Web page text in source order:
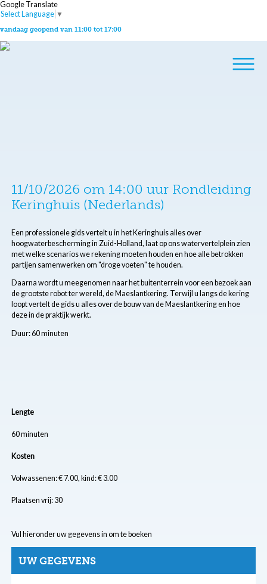
Google Translate
Select Language ▼
vandaag geopend van 11:00 tot 17:00
11/10/2026 om 14:00 uur Rondleiding
Keringhuis (Nederlands)
Een professionele gids vertelt u in het Keringhuis alles over
hoogwaterbescherming in Zuid-Holland, laat op ons watervertelplein zien
met welke scenarios we rekening moeten houden en hoe alle betrokken
partijen samenwerken om "droge voeten" te houden.
Daarna wordt u meegenomen naar het buitenterrein voor een bezoek aan
de grootste robot ter wereld, de Maeslantkering. Terwijl u langs de kering
loopt vertelt de gids u alles over de bouw van de Maeslantkering en hoe
deze in de praktijk werkt.
Duur: 60 minuten
Lengte
60 minuten
Kosten
Volwassenen: € 7.00, kind: € 3.00
Plaatsen vrij: 30
Vul hieronder uw gegevens in om te boeken
UW GEGEVENS